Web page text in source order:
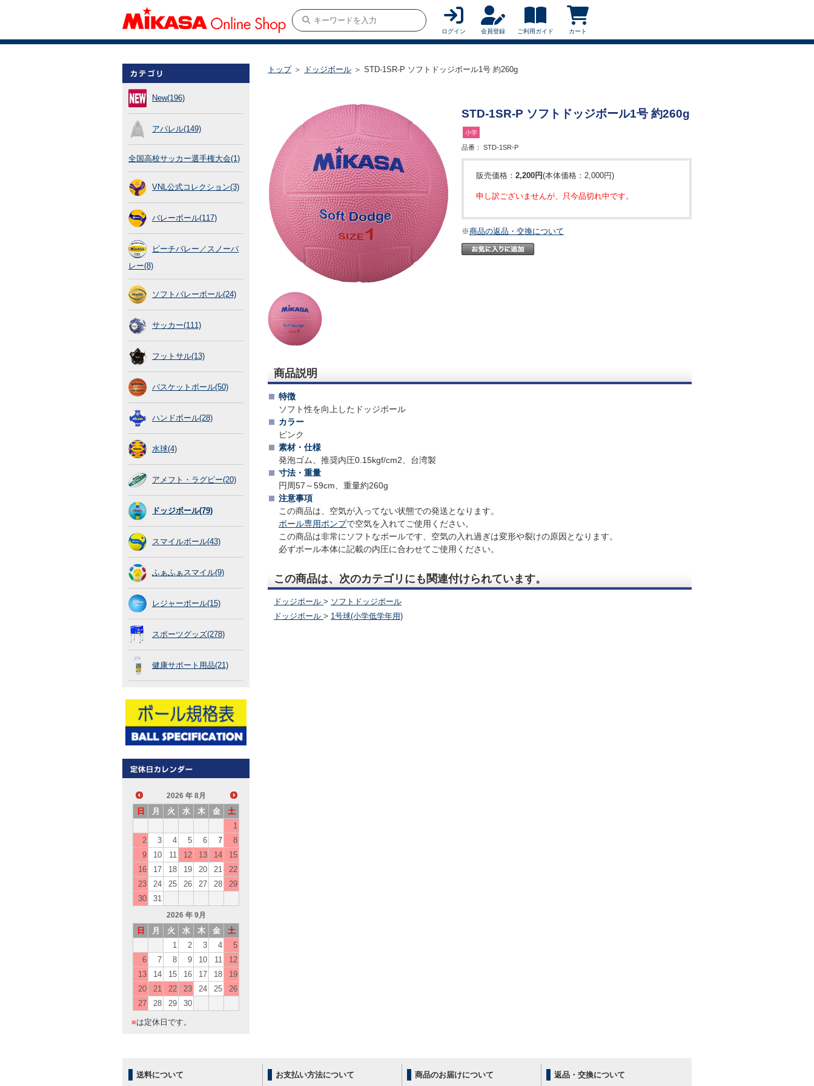
ログイン 会員登録 ご利用ガイド カート
New(196)
アパレル(149)
全国高校サッカー選手権大会(1)
VNL公式コレクション(3)
バレーボール(117)
ビーチバレー／スノーバ
レー(8)
ソフトバレーボール(24)
サッカー(111)
フットサル(13)
バスケットボール(50)
ハンドボール(28)
水球(4)
アメフト・ラグビー(20)
ドッジボール(79)
スマイルボール(43)
ふぁふぁスマイル(9)
レジャーボール(15)
スポーツグッズ(278)
健康サポート用品(21)
2026 年 8月
日 月 火 水 木 金
土
1
2
3 4 5 6 7
8
9
10 11 12 13 14
15
16
17 18 19 20 21
22
23
24 25 26 27 28
29
30
31
2026 年 9月
日 月 火 水 木 金
土
1
2 3 4
5
6
7 8 9 10 11
12
13
14 15 16 17 18
19
20
21 22 23 24 25
26
27
28 29 30
■は定休日です。
トップ ＞ ドッジボール ＞ STD-1SR-P ソフトドッジボール1号 約260g
STD-1SR-P ソフトドッジボール1号 約260g
小学
品番： STD-1SR-P
販売価格： 2,200円(本体価格：2,000円)
申し訳ございませんが、只今品切れ中です。
※商品の返品・交換について
商品説明
特徴
ソフト性を向上したドッジボール
カラー
ピンク
素材・仕様
発泡ゴム、推奨内圧0.15kgf/cm2、台湾製
寸法・重量
円周57～59cm、重量約260g
注意事項
この商品は、空気が入ってない状態での発送となります。
ボール専用ポンプで空気を入れてご使用ください。
この商品は非常にソフトなボールです、空気の入れ過ぎは変形や裂けの原因となります。
必ずボール本体に記載の内圧に合わせてご使用ください。
この商品は、次のカテゴリにも関連付けられています。
ドッジボール > ソフトドッジボール
ドッジボール > 1号球(小学低学年用)
送料について お支払い方法について 商品のお届けについて 返品・交換について